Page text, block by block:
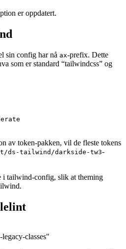
er oppdatert.
sin config har nå ax-prefix. Dette
som er standard “tailwindcss” og
av token-pakken, vil de fleste tokens
ds-tailwind/darkside-tw3-
i tailwind-config, slik at theming
classes"